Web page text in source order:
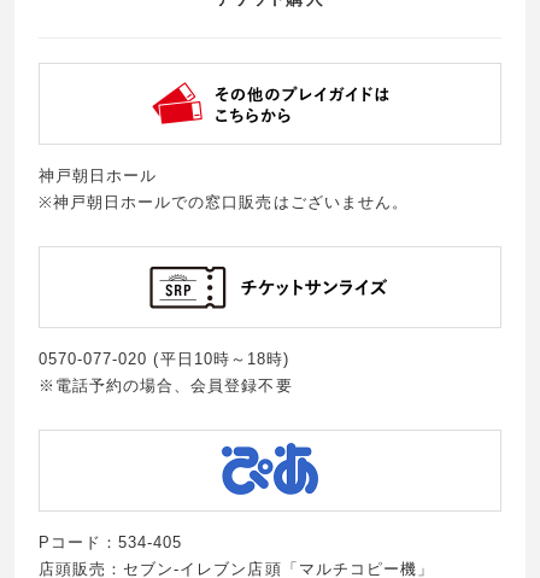
神戸朝日ホール
※神戸朝日ホールでの窓口販売はございません。
0570-077-020 (平日10時～18時)
※電話予約の場合、会員登録不要
Pコード：534-405
店頭販売：セブン-イレブン店頭「マルチコピー機」